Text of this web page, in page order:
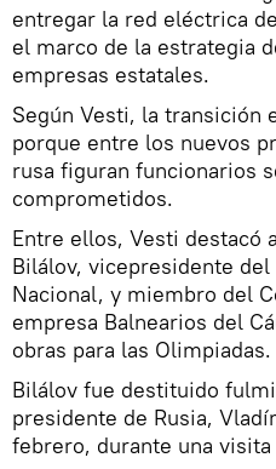
entregar la red eléctrica
el marco de la estrategia
empresas estatales.
Según Vesti, la transición
porque entre los nuevos
rusa figuran funcionarios
comprometidos.
Entre ellos, Vesti destacó
Bilálov, vicepresidente
Nacional, y miembro del
empresa Balnearios del
obras para las Olimpiadas.
Bilálov fue destituido
presidente de Rusia,
febrero, durante una visita